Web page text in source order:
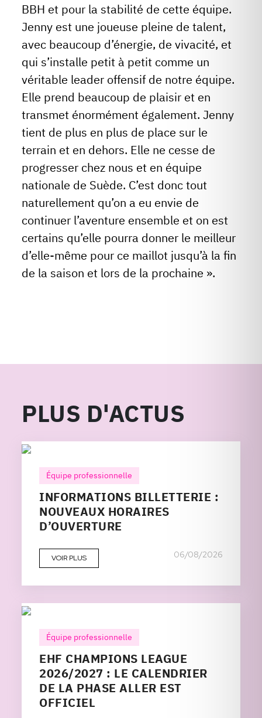
BBH et pour la stabilité de cette équipe.
Jenny est une joueuse pleine de talent,
avec beaucoup d’énergie, de vivacité, et
qui s’installe petit à petit comme un
véritable leader offensif de notre équipe.
Elle prend beaucoup de plaisir et en
transmet énormément également. Jenny
tient de plus en plus de place sur le
terrain et en dehors. Elle ne cesse de
progresser chez nous et en équipe
nationale de Suède. C’est donc tout
naturellement qu’on a eu envie de
continuer l’aventure ensemble et on est
certains qu’elle pourra donner le meilleur
d’elle-même pour ce maillot jusqu’à la fin
de la saison et lors de la prochaine ».
PLUS D'ACTUS
Équipe professionnelle
INFORMATIONS BILLETTERIE :
NOUVEAUX HORAIRES
D’OUVERTURE
VOIR PLUS 06/08/2026
Équipe professionnelle
EHF CHAMPIONS LEAGUE
2026/2027 : LE CALENDRIER
DE LA PHASE ALLER EST
OFFICIEL